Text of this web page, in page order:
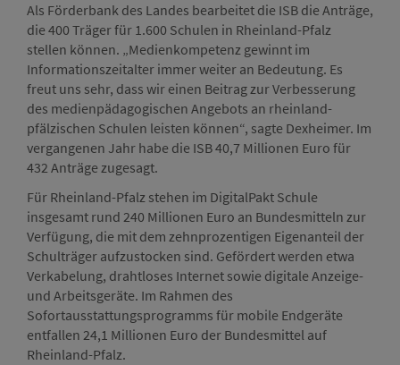
Als Förderbank des Landes bearbeitet die ISB die Anträge,
die 400 Träger für 1.600 Schulen in Rheinland-Pfalz
stellen können. „Medienkompetenz gewinnt im
Informationszeitalter immer weiter an Bedeutung. Es
freut uns sehr, dass wir einen Beitrag zur Verbesserung
des medienpädagogischen Angebots an rheinland-
pfälzischen Schulen leisten können“, sagte Dexheimer. Im
vergangenen Jahr habe die ISB 40,7 Millionen Euro für
432 Anträge zugesagt.
Für Rheinland-Pfalz stehen im DigitalPakt Schule
insgesamt rund 240 Millionen Euro an Bundesmitteln zur
Verfügung, die mit dem zehnprozentigen Eigenanteil der
Schulträger aufzustocken sind. Gefördert werden etwa
Verkabelung, drahtloses Internet sowie digitale Anzeige-
und Arbeitsgeräte. Im Rahmen des
Sofortausstattungsprogramms für mobile Endgeräte
entfallen 24,1 Millionen Euro der Bundesmittel auf
Rheinland-Pfalz.